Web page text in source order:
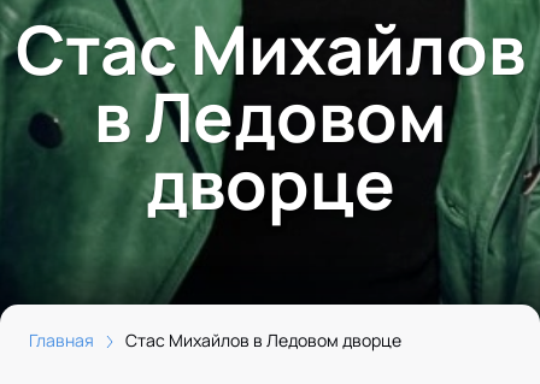
Стас Михайлов
в Ледовом
дворце
Главная Стас Михайлов в Ледовом дворце